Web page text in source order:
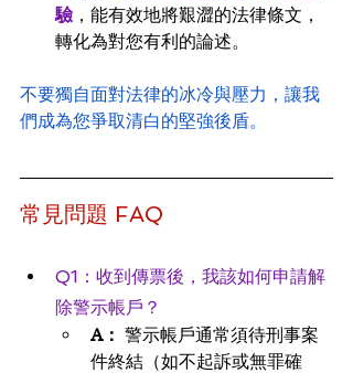
驗，能有效地將艱澀的法律條文，
轉化為對您有利的論述。
不要獨自面對法律的冰冷與壓力，讓我
們成為您爭取清白的堅強後盾。
常見問題 FAQ
Q1：收到傳票後，我該如何申請解
除警示帳戶？
A： 警示帳戶通常須待刑事案
件終結（如不起訴或無罪確